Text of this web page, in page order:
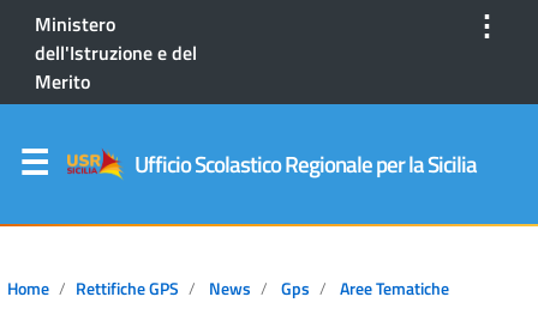
Ministero
dell'Istruzione e del
Merito
⋮
Ufficio Scolastico Regionale per la Sicilia
Home Rettifiche GPS News Gps Aree Tematiche